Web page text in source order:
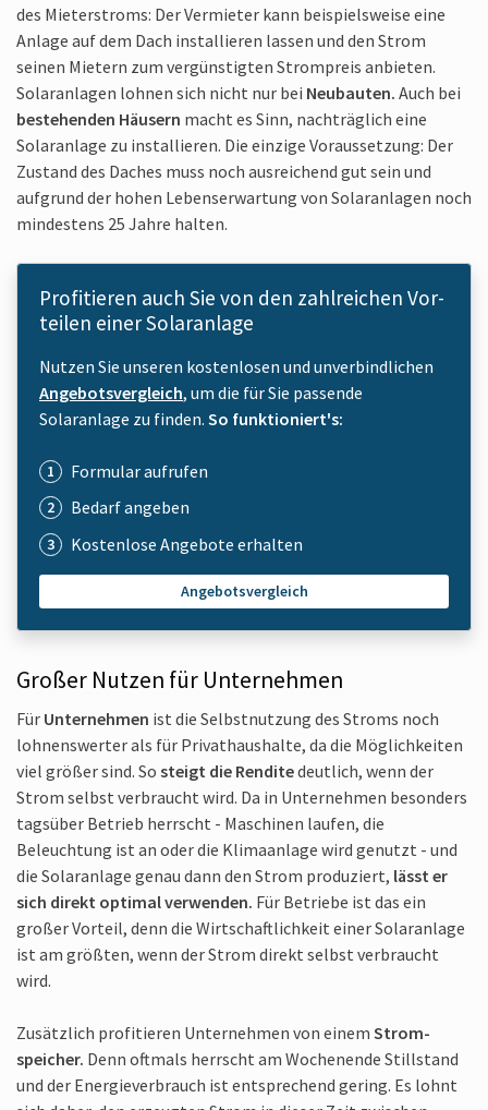
des Mieter­stroms: Der Vermieter kann beispiels­weise eine
Anlage auf dem Dach in­stallieren lassen und den Strom
seinen Mietern zum ver­günstigten Strom­preis anbieten.
Solar­anlagen lohnen sich nicht nur bei Neu­bauten. Auch bei
be­stehenden Häusern macht es Sinn, nach­träglich eine
Solar­anlage zu in­stallieren. Die einzige Voraus­setzung: Der
Zustand des Daches muss noch aus­reichend gut sein und
aufgrund der hohen Lebens­erwartung von Solar­anlagen noch
mindestens 25 Jahre halten.
Profitieren auch Sie von den zahl­reichen Vor­
teilen einer Solar­anlage
Nutzen Sie unseren kostenlosen und unverbindlichen
Angebotsvergleich, um die für Sie passende
Solaranlage zu finden. So funktioniert's:
Formular aufrufen
Bedarf angeben
Kostenlose Angebote erhalten
Angebotsvergleich
Großer Nutzen für Unter­nehmen
Für Unter­nehmen ist die Selbst­nutzung des Stroms noch
lohnens­werter als für Privat­haushalte, da die Möglich­keiten
viel größer sind. So steigt die Renditedeut­lich, wenn der
Strom selbst ver­braucht wird. Da in Unter­nehmen besonders
tags­über Betrieb herrscht - Maschinen laufen, die
Beleuchtung ist an oder die Klima­anlage wird genutzt - und
die Solar­anlage genau dann den Strom pro­duziert, lässt er
sich direkt optimal verwenden. Für Betriebe ist das ein
großer Vor­teil, denn die Wirtschaft­lichkeit einer Solar­anlage
ist am größten, wenn der Strom direkt selbst ver­braucht
wird.
Zusätz­lich profitieren Unter­nehmen von einem Strom­
speicher. Denn oftmals herrscht am Wochenende Still­stand
und der Energie­verbrauch ist ent­sprechend gering. Es lohnt